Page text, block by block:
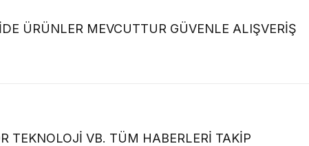
ÜRÜNLER MEVCUTTUR GÜVENLE ALIŞVERİŞ
TEKNOLOJİ VB. TÜM HABERLERİ TAKİP